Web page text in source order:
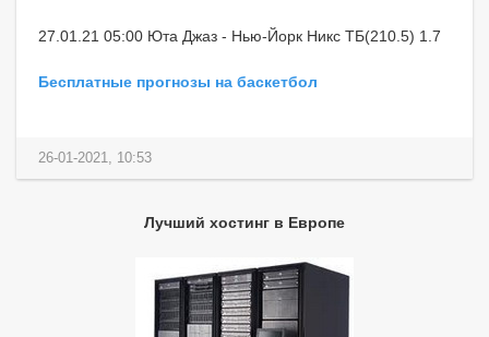
27.01.21 05:00 Юта Джаз - Нью-Йорк Никс ТБ(210.5) 1.7
Бесплатные прогнозы на баскетбол
26-01-2021, 10:53
Лучший хостинг в Европе